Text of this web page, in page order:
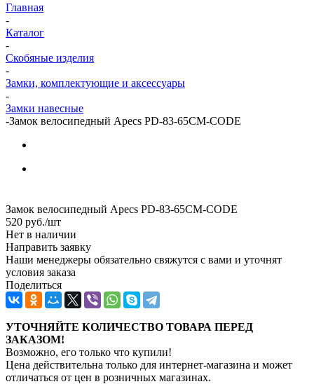
Главная
-
Каталог
-
Скобяные изделия
-
Замки, комплектующие и аксессуары
-
Замки навесные
-Замок велосипедный Apecs PD-83-65CM-CODE
Замок велосипедный Apecs PD-83-65CM-CODE
520 руб./шт
Нет в наличии
Направить заявку
Наши менеджеры обязательно свяжутся с вами и уточнят
условия заказа
Поделиться
УТОЧНЯЙТЕ КОЛИЧЕСТВО ТОВАРА ПЕРЕД
ЗАКАЗОМ!
Возможно, его только что купили!
Цена действительна только для интернет-магазина и может
отличаться от цен в розничных магазинах.